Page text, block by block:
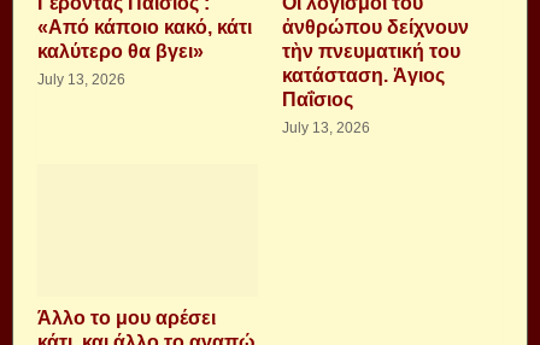
«Από κάποιο κακό, κάτι
καλύτερο θα βγει»
July 13, 2026
ἀνθρώπου δείχνουν
τὴν πνευματική του
κατάσταση. Ἁγιος
Παΐσιος
July 13, 2026
Άλλο το μου αρέσει